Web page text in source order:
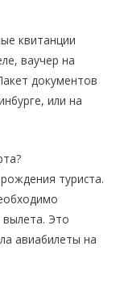
квитанции
ваучер на
документов
или на
туриста.
Это
авиабилеты на